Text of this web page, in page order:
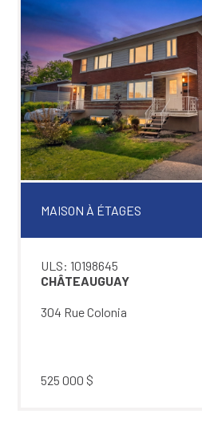
MAISON À ÉTAGES
ULS: 10198645
CHÂTEAUGUAY
304 Rue Colonia
525 000 $